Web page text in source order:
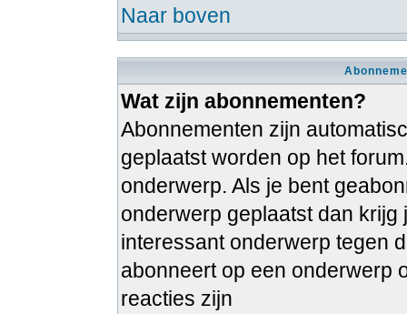
Naar boven
Wat zijn abonnementen?
Abonnementen zijn
geplaatst worden op het
onderwerp. Als je bent
onderwerp geplaatst dan
interessant onderwerp tegen
abonneert op een onderwerp
reacties zijn